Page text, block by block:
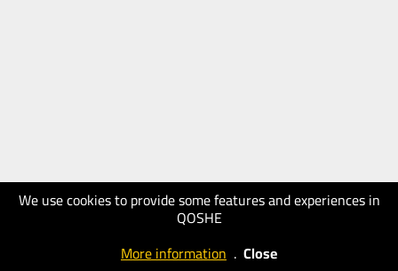
We use cookies to provide some features and experiences in
QOSHE
More information . Close